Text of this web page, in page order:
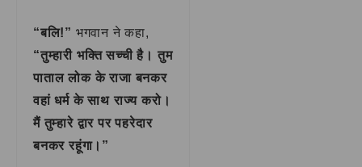
“बलि!” भगवान ने कहा,
“तुम्हारी भक्ति सच्ची है। तुम
पाताल लोक के राजा बनकर
वहां धर्म के साथ राज्य करो।
मैं तुम्हारे द्वार पर पहरेदार
बनकर रहूंगा।”